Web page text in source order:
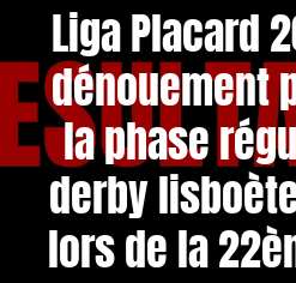
Liga Placard
dénouement
la phase
derby
lors de la